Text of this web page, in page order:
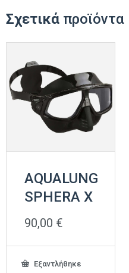
Σχετικά προϊόντα
AQUALUNG
SPHERA X
90,00 €
Εξαντλήθηκε